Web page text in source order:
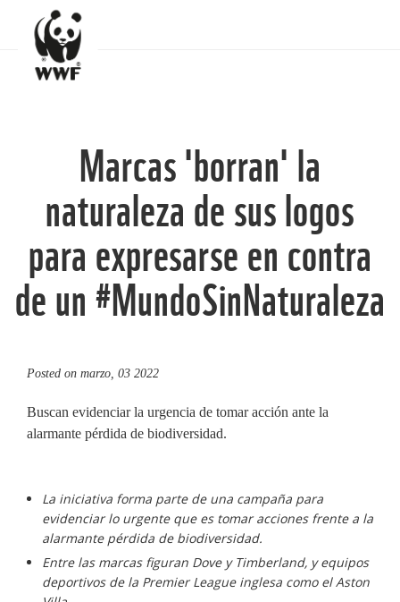
Marcas 'borran' la
naturaleza de sus logos
para expresarse en contra
de un #MundoSinNaturaleza
Posted on marzo, 03 2022
Buscan evidenciar la urgencia de tomar acción ante la
alarmante pérdida de biodiversidad.
La iniciativa forma parte de una campaña para
evidenciar lo urgente que es tomar acciones frente a la
alarmante pérdida de biodiversidad.
Entre las marcas figuran Dove y Timberland, y equipos
deportivos de la Premier League inglesa como el Aston